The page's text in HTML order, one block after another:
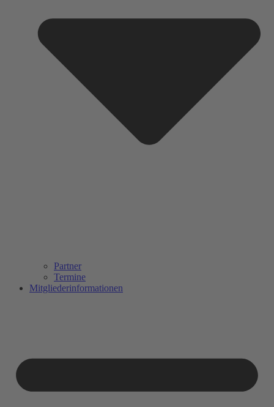
Partner
Termine
Mitgliederinformationen